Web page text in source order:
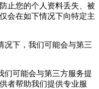
止您的个人资料丢失、被
会在如下情况下向特定主
下，我们可能会与第三
可能会与第三方服务提
者帮助我们提供专业服